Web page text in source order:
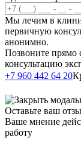
Мы лечим в
первичную
анонимно.
Позвоните прямо
консультацию
+7 960 442 64 20
Оставьте ваш
Ваше мнение
работу